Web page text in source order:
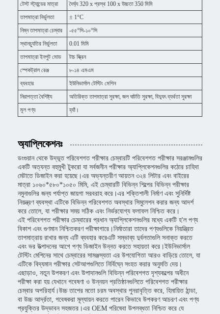
টেস্ট স্ট্যান্ডের মাত্রা
দৈর্ঘ্য 320 x প্রস্থ 100 x উচ্চতা 350 মিমি
তাপমাত্রা নির্ভুলতা
± 1°C
নিম্ন তাপমাত্রা চেম্বার
-৫৫°সি-১০°সি
স্থানচ্যুতির নির্ভুলতা
0.01 মিমি
তাপমাত্রা ইনপুট মোড
টাচ স্ক্রিন
স্পেকট্রাল রেঞ্জ
৮-১৪ এমএম
ব্যবহার
ইউনিভার্সাল টেস্টিং মেশিন
নিরাপত্তা বৈশিষ্ট্য
অতিরিক্ত তাপমাত্রা সুরক্ষা, জল ঘাটতি সুরক্ষা, বিদ্যুৎ ব্যর্থতা সুরক্ষা
মূল পণ্য
হ্যাঁ।
অ্যাপ্লিকেশনঃ
ডংগুয়ান থেকে উদ্ভূত পরিবেশগত পরীক্ষার চেম্বারটি পরিবেশগত পরীক্ষার সরঞ্জামগুলির
একটি অত্যন্ত বহুমুখী টুকরো যা সর্বজনীন পরীক্ষার অ্যাপ্লিকেশনগুলির কঠোর চাহিদা
মেটাতে ডিজাইন করা হয়েছে।এর অভ্যন্তরীণ আয়তন ৩২৪ লিটার এবং বাইরের
মাত্রা ১০৬০*৫৮০*১০৫০ মিমি, এই চেম্বারটি বিভিন্ন শিল্পের বিভিন্ন পরীক্ষার
নমুনাগুলির জন্য পর্যাপ্ত জায়গা সরবরাহ করে।এর শক্তিশালী নির্মাণ এবং সুনির্দিষ্ট
নিয়ন্ত্রণ ব্যবস্থা এটিকে বিভিন্ন পরিবেশগত অবস্থার সিমুলেশন করার জন্য আদর্শ
করে তোলে, যা পরীক্ষার সময় সঠিক এবং নির্ভরযোগ্য ফলাফল নিশ্চিত করে।
এই পরিবেশগত পরীক্ষার চেম্বারের প্রধান অ্যাপ্লিকেশনগুলির মধ্যে একটি হ'ল পণ্য
বিকাশ এবং গুণমান নিশ্চিতকরণ পরীক্ষাগারে।নির্মাতারা তাদের পণ্যগুলিকে নিয়ন্ত্রিত
তাপমাত্রায় রাখার জন্য এটি ব্যবহার করেএটি সম্ভাব্য দুর্বলতাগুলি সনাক্ত করতে
এবং ভর উত্পাদনের আগে পণ্য ডিজাইন উন্নত করতে সহায়তা করে।ইউনিভার্সাল
টেস্টিং মেশিনের সাথে চেম্বারের সামঞ্জস্যতা এর উপযোগিতা আরও বাড়িয়ে তোলে, যা
এটিকে বিদ্যমান পরীক্ষার সেটআপগুলিতে নির্বিঘ্নে সংহত করার অনুমতি দেয়।
এছাড়াও, নতুন উপকরণ এবং উপাদানগুলি বিভিন্ন পরিবেশগত দৃশ্যকল্পের অধীনে
পরীক্ষা করা হয় যেখানে গবেষণা ও উন্নয়ন প্রতিষ্ঠানগুলিতে পরিবেশগত পরীক্ষার
চেম্বার অপরিহার্য।উচ্চ তাপের মতো চরম অবস্থার পুনরাবৃত্তি করে, হিমায়িত ঠান্ডা,
বা উচ্চ আর্দ্রতা, গবেষকরা মূল্যায়ন করতে পারেন কিভাবে উপকরণ আচরণ এবং পণ্য
প্রযুক্তির উদ্ভাবন সহজতর।এর OEM পরিষেবা উপলব্ধতা নিশ্চিত করে যে